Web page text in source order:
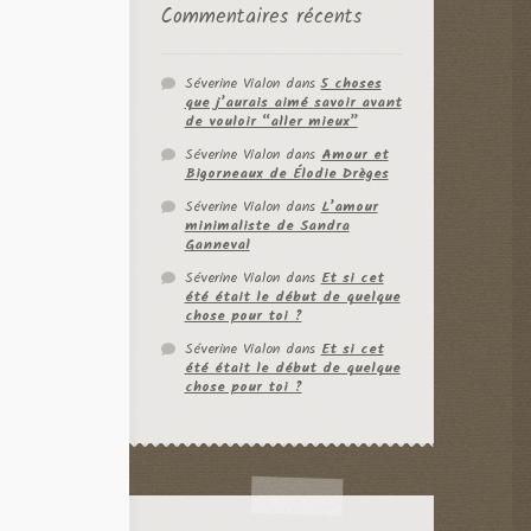
Commentaires récents
Séverine Vialondans5 choses
que j’aurais aimé savoir avant
de vouloir “aller mieux”
Séverine VialondansAmour et
Bigorneaux de Élodie Drèges
Séverine VialondansL’amour
minimaliste de Sandra
Ganneval
Séverine VialondansEt si cet
été était le début de quelque
chose pour toi ?
Séverine VialondansEt si cet
été était le début de quelque
chose pour toi ?